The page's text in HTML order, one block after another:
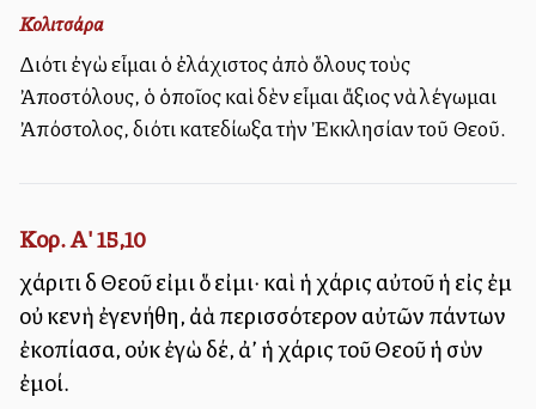
Κολιτσάρα
Διότι ἐγὼ εἶμαι ὁ ἐλάχιστος ἀπὸ ὅλους τοὺς
Ἀποστόλους, ὁ ὁποῖος καὶ δὲν εἶμαι ἄξιος νὰ λέγωμαι
Ἀπόστολος, διότι κατεδίωξα τὴν Ἐκκλησίαν τοῦ Θεοῦ.
Κορ. Α' 15,10
χάριτι δὲ Θεοῦ εἰμι ὅ εἰμι· καὶ ἡ χάρις αὐτοῦ ἡ εἰς ἐμὲ
οὐ κενὴ ἐγενήθη, ἀλλὰ περισσότερον αὐτῶν πάντων
ἐκοπίασα, οὐκ ἐγὼ δέ, ἀλλ’ ἡ χάρις τοῦ Θεοῦ ἡ σὺν
ἐμοί.